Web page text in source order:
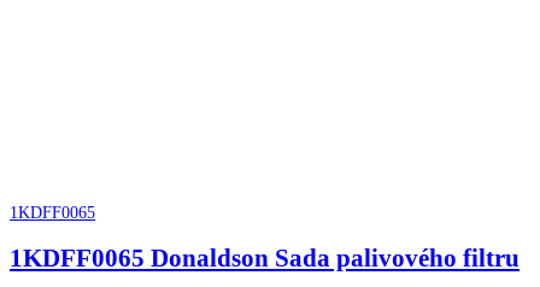
1KDFF0065
1KDFF0065 Donaldson Sada palivového filtru